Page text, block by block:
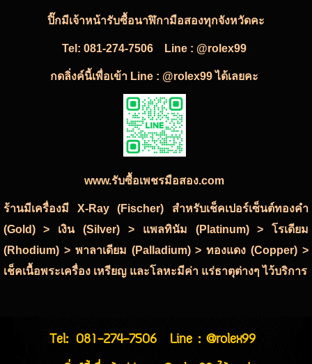
ปิ๊กมีเจ้าหน้ารับซื้อนาฬิกามือสองทุกจังหวัดคะ
Tel:081-274-7506 Line : @rolex99
กดลิ่งค์นี้เพื่อเข้า Line : @rolex99 ได้เลยคะ
www.รับซื้อเพชรมือสอง.com
ร้านมีเครื่องมี X-Ray (Fischer) สำหรับเช็คเปอร์เซ็นต์ทองคำ
(Gold) > เงิน (Silver) > แพลทินัม (Platinum) > โรเดียม
(Rhodium) > พาลาเดียม (Palladium) > ทองแดง (Copper) >
เช็คเนื้อพระเครื่อง เหรียญ และโลหะมีค่า แร่ธาตุต่างๆ ไว้บริการ
Tel: 081-274-7506
Line : @rolex99